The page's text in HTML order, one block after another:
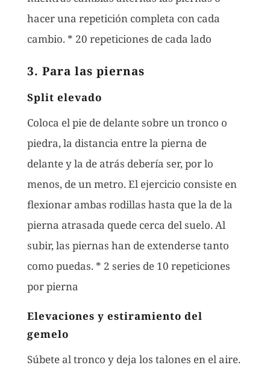
hacer una repetición completa con cada
cambio. * 20 repeticiones de cada lado
3. Para las piernas
Split elevado
Coloca el pie de delante sobre un tronco o
piedra, la distancia entre la pierna de
delante y la de atrás debería ser, por lo
menos, de un metro. El ejercicio consiste en
flexionar ambas rodillas hasta que la de la
pierna atrasada quede cerca del suelo. Al
subir, las piernas han de extenderse tanto
como puedas. * 2 series de 10 repeticiones
por pierna
Elevaciones y estiramiento del
gemelo
Súbete al tronco y deja los talones en el aire.